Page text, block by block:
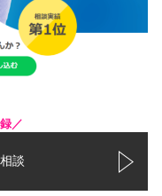
／
談